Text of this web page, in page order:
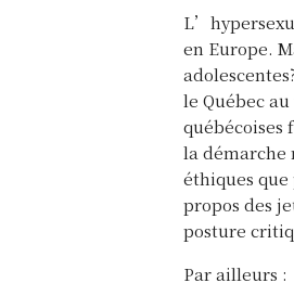
en Europe.
le Québec
la démarche
éthiques
propos des
posture
Par ailleurs :